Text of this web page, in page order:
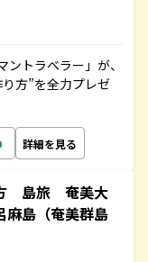
トラベラー」が、
方”を全力プレゼ
詳細を見る
島旅 奄美大
島（奄美群島